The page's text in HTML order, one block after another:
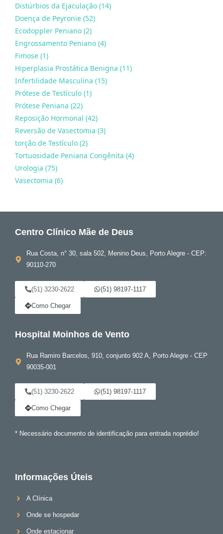
Distúrbios da Ejaculação (14)
Doença de Peyronie (52)
Ecodoppler Peniano (2)
Engrossamento Peniano (4)
Fimose (1)
Hiperplasia Prostática Benigna (11)
Infertilidade Masculina (15)
Prótese de Testículo (1)
Prótese Peniana (22)
Reposição Hormonal (42)
Reversão de Vasectomia (3)
torção de Testículo (2)
Tortuosidade Peniana Congênita (4)
Urologia (75)
Vasectomia (6)
Centro Clínico Mãe de Deus
Rua Costa, n° 30, sala 502, Menino Deus, Porto Alegre - CEP:
90110-270
(51) 3230-2622 (51) 98197-1117
Como Chegar
Hospital Moinhos de Vento
Rua Ramiro Barcelos, 910, conjunto 902 A, Porto Alegre - CEP
90035-001
(51) 3230-2622 (51) 98197-1117
Como Chegar
* Necessário documento de identificação para entrada noprédio!
Informações Úteis
A Clínica
Onde se hospedar
Onde estacionar